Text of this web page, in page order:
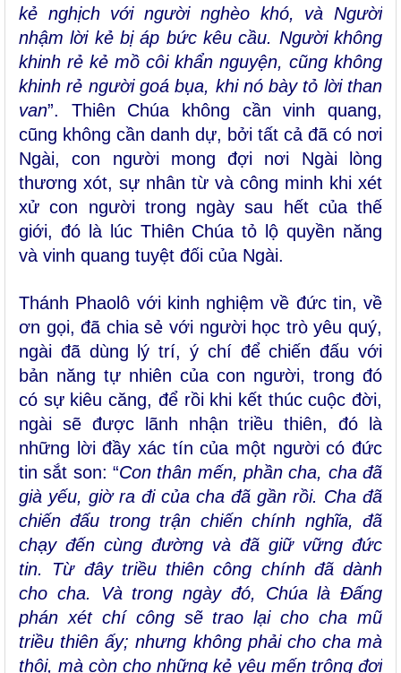
kẻ nghịch với người nghèo khó, và Người
nhậm lời kẻ bị áp bức kêu cầu. Người không
khinh rẻ kẻ mồ côi khẩn nguyện, cũng không
khinh rẻ người goá bụa, khi nó bày tỏ lời than
van”. Thiên Chúa không cần vinh quang,
cũng không cần danh dự, bởi tất cả đã có nơi
Ngài, con người mong đợi nơi Ngài lòng
thương xót, sự nhân từ và công minh khi xét
xử con người trong ngày sau hết của thế
giới, đó là lúc Thiên Chúa tỏ lộ quyền năng
và vinh quang tuyệt đối của Ngài.
Thánh Phaolô với kinh nghiệm về đức tin, về
ơn gọi, đã chia sẻ với người học trò yêu quý,
ngài đã dùng lý trí, ý chí để chiến đấu với
bản năng tự nhiên của con người, trong đó
có sự kiêu căng, để rồi khi kết thúc cuộc đời,
ngài sẽ được lãnh nhận triều thiên, đó là
những lời đầy xác tín của một người có đức
tin sắt son: “Con thân mến, phần cha, cha đã
già yếu, giờ ra đi của cha đã gần rồi. Cha đã
chiến đấu trong trận chiến chính nghĩa, đã
chạy đến cùng đường và đã giữ vững đức
tin. Từ đây triều thiên công chính đã dành
cho cha. Và trong ngày đó, Chúa là Ðấng
phán xét chí công sẽ trao lại cho cha mũ
triều thiên ấy; nhưng không phải cho cha mà
thôi, mà còn cho những kẻ yêu mến trông đợi